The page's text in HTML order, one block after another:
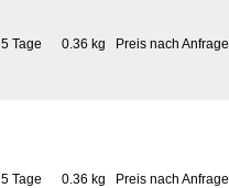
5 Tage 0.36 kg Preis nach Anfrage
5 Tage 0.36 kg Preis nach Anfrage